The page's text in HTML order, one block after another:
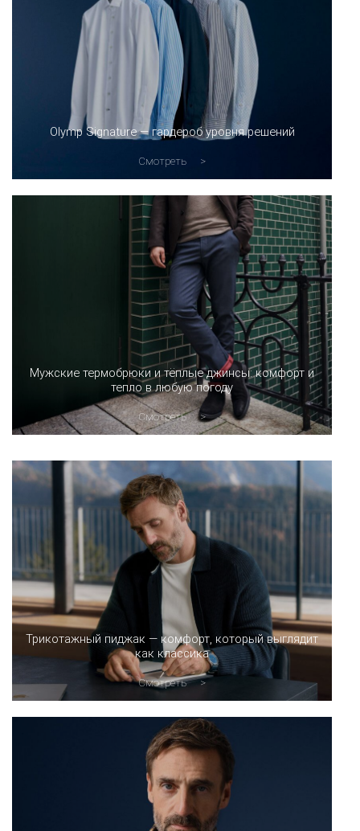
Olymp Signature — гардероб уровня решений
Смотреть
Мужские термобрюки и тёплые джинсы: комфорт и
тепло в любую погоду
Смотреть
Трикотажный пиджак — комфорт, который выглядит
как классика
Смотреть